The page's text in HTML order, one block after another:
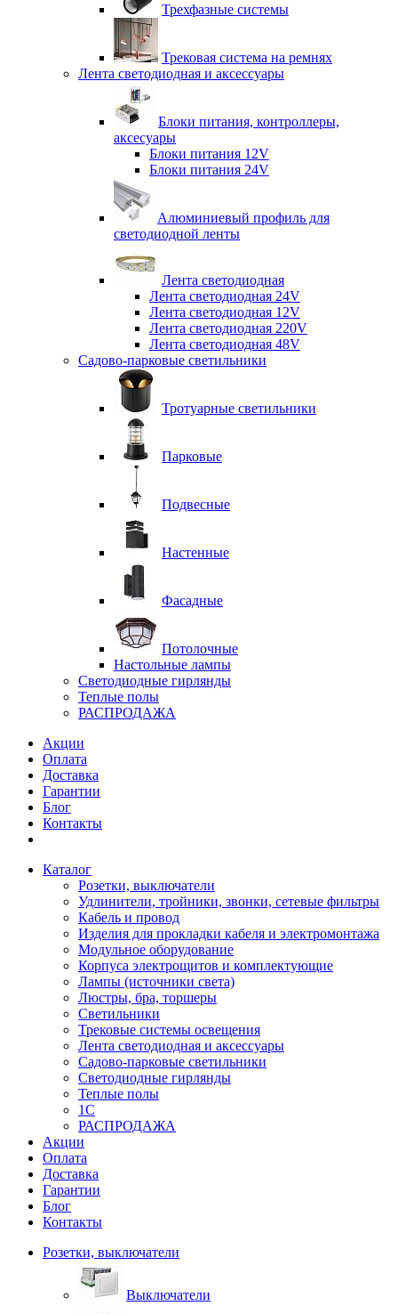
Трехфазные системы
Трековая система на ремнях
Лента светодиодная и аксессуары
Блоки питания, контроллеры,
аксесуары
Блоки питания 12V
Блоки питания 24V
Алюминиевый профиль для
светодиодной ленты
Лента светодиодная
Лента светодиодная 24V
Лента светодиодная 12V
Лента светодиодная 220V
Лента светодиодная 48V
Садово-парковые светильники
Тротуарные светильники
Парковые
Подвесные
Настенные
Фасадные
Потолочные
Настольные лампы
Светодиодные гирлянды
Теплые полы
РАСПРОДАЖА
Акции
Оплата
Доставка
Гарантии
Блог
Контакты
Каталог
Розетки, выключатели
Удлинители, тройники, звонки, сетевые фильтры
Кабель и провод
Изделия для прокладки кабеля и электромонтажа
Модульное оборудование
Корпуса электрощитов и комплектующие
Лампы (источники света)
Люстры, бра, торшеры
Светильники
Трековые системы освещения
Лента светодиодная и аксессуары
Садово-парковые светильники
Светодиодные гирлянды
Теплые полы
1С
РАСПРОДАЖА
Акции
Оплата
Доставка
Гарантии
Блог
Контакты
Розетки, выключатели
Выключатели